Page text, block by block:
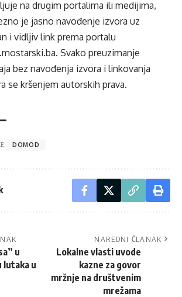
na drugim portalima ili medijima,
je jasno navođenje izvora uz
i vidljiv link prema portalu
. Svako preuzimanje
bez navođenja izvora i linkovanja
se kršenjem autorskih prava.
DOMOD
u
lutaka u
NAREDNI ČLANAK
Lokalne vlasti uvode
kazne za govor
mržnje na društvenim
mrežama